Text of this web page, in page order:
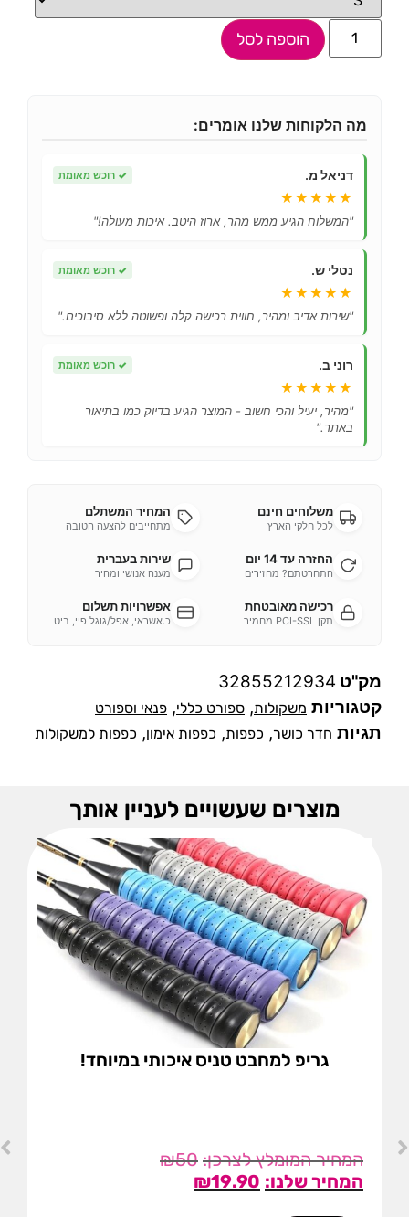
הוספה לסל
מה הלקוחות שלנו אומרים:
דניאל מ. ✓ רוכש מאומת
★★★★★
"המשלוח הגיע ממש מהר, ארוז היטב. איכות מעולה!"
נטלי ש. ✓ רוכש מאומת
★★★★★
"שירות אדיב ומהיר, חווית רכישה קלה ופשוטה ללא סיבוכים."
רוני ב. ✓ רוכש מאומת
★★★★★
"מהיר, יעיל והכי חשוב - המוצר הגיע בדיוק כמו בתיאור
באתר."
משלוחים חינם
לכל חלקי הארץ
המחיר המשתלם
מתחייבים להצעה הטובה
החזרה עד 14 יום
התחרטתם? מחזירים
שירות בעברית
מענה אנושי ומהיר
רכישה מאובטחת
תקן PCI-SSL מחמיר
אפשרויות תשלום
כ.אשראי, אפל/גוגל פיי, ביט
מק"ט 32855212934
קטגוריות משקולות, ספורט כללי, פנאי וספורט
תגיות חדר כושר, כפפות, כפפות אימון, כפפות למשקולות
מוצרים שעשויים לעניין אותך
גריפ למחבט טניס איכותי במיוחד!
₪50
₪19.90